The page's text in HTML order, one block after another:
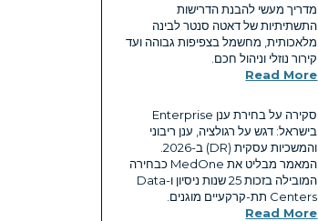
מדריך מעשי להבנת הדרישות
התשתיתיות של דאטה סנטר לבינה
מלאכותית, מחשמל בצפיפות גבוהה ועד
קירור נוזלי וניהול חכם.
Read More
סקירה על בחירת ענן Enterprise
בישראל: דגש על רגולציה, ענן ריבוני
והמשכיות עסקית (DR) ב-2026.
המאמר מבליט את MedOne כבחירה
המובילה בזכות 25 שנות ניסיון ו-Data
Centers תת-קרקעיים מוגנים.
Read More